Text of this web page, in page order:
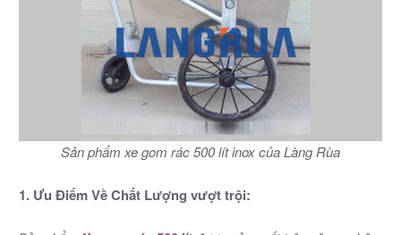
Sản phẩm xe gom rác 500 lít inox của Làng Rùa
1. Ưu Điểm Về Chất Lượng vượt trội: